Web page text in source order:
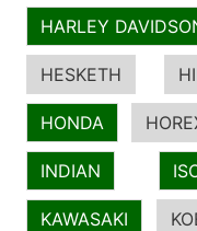
HARLEY
HESKETH
HONDA
INDIAN
KAWASAKI